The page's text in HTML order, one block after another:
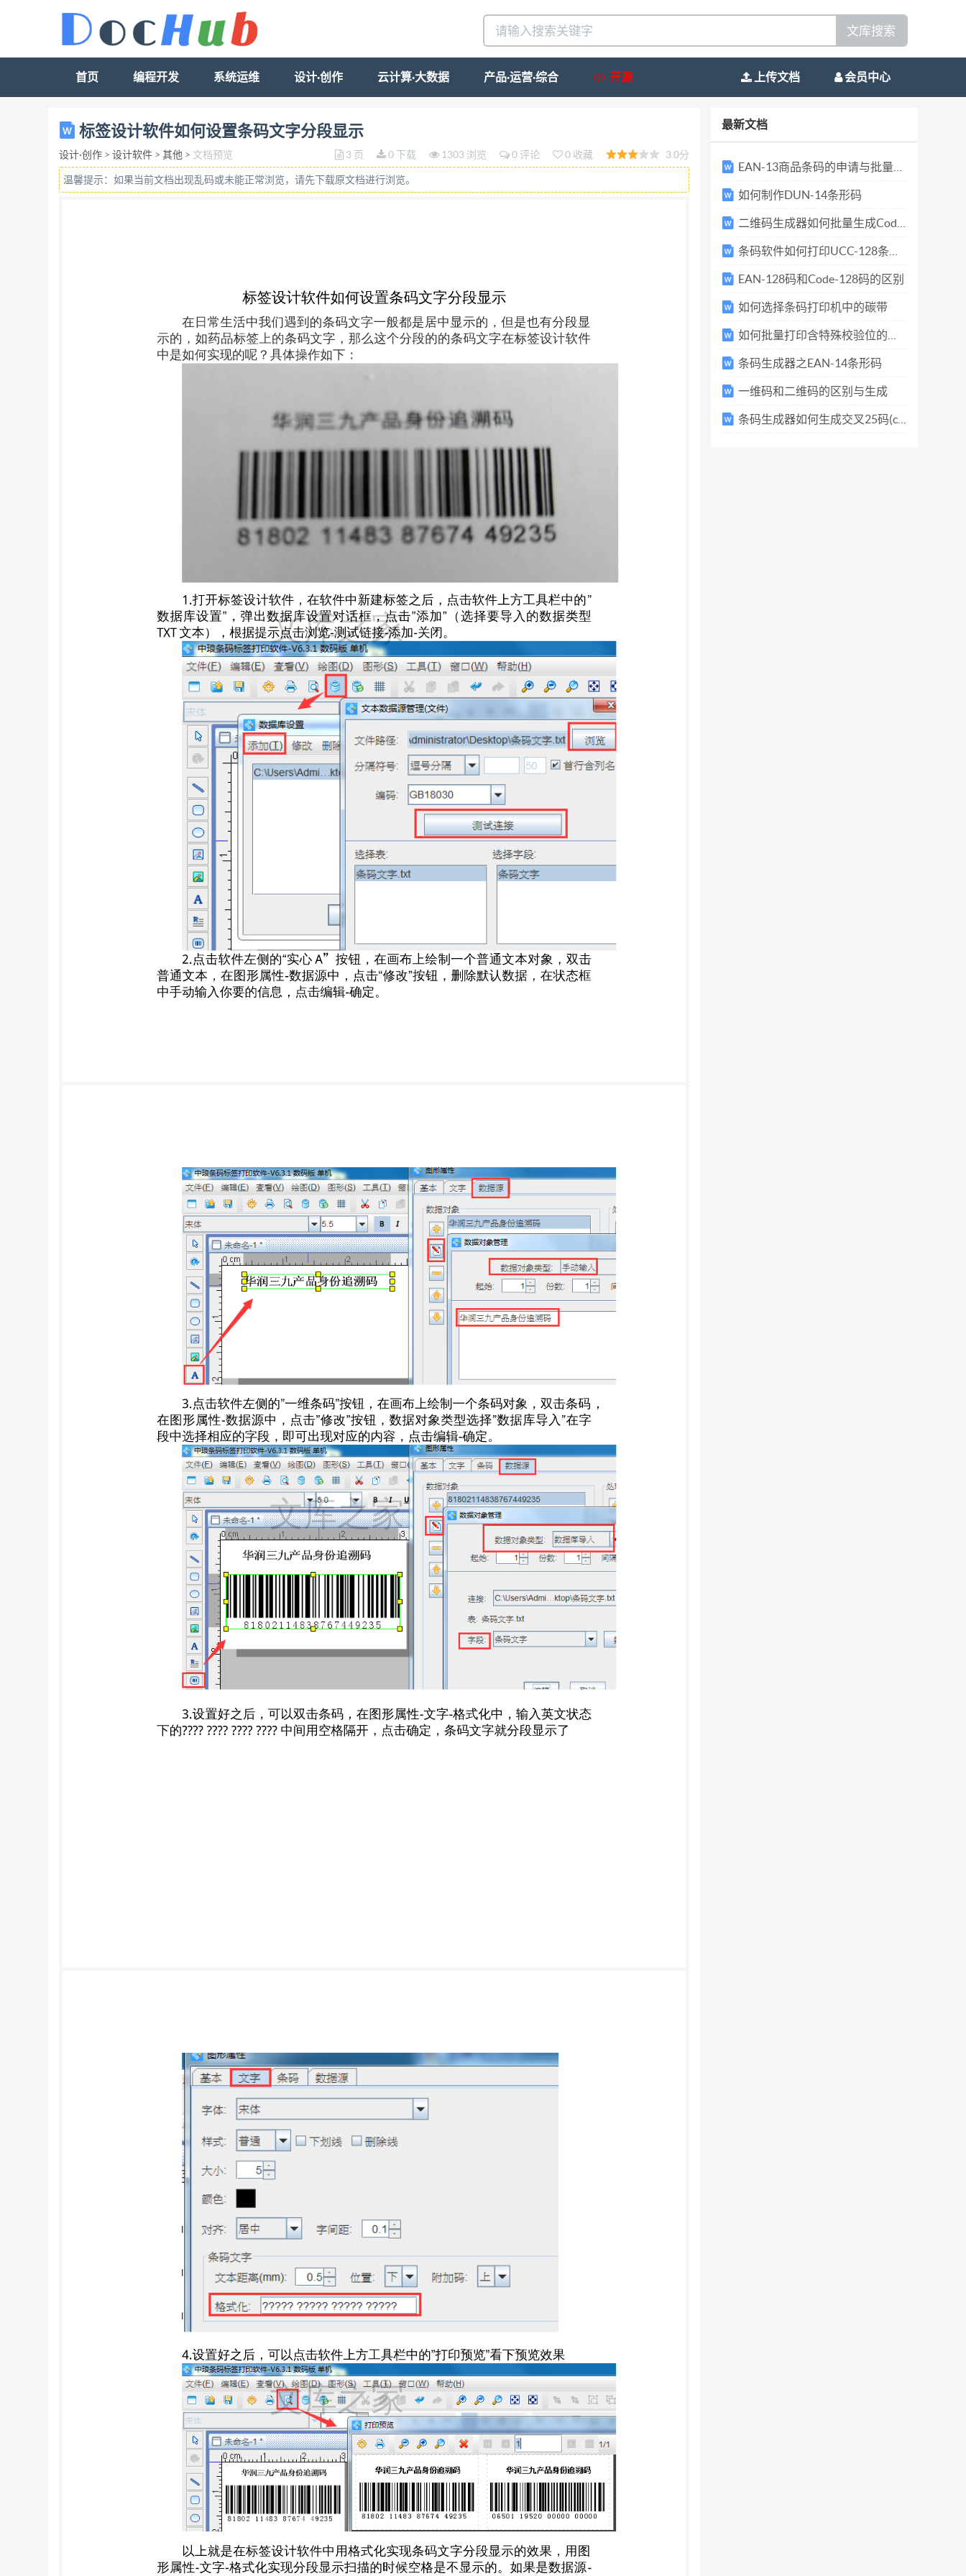
文库搜索
首页 编程开发 系统运维 设计·创作 云计算·大数据 产品·运营·综合 开源 上传文档 会员中心
标签设计软件如何设置条码文字分段显示 在日常生活中我们遇到的条码文字一般都是居中显示的，但是也有分段显 示的，如药品标签上的条码文字，
那么这个分段的的条码文字在标签设计软件 中是如何实现的呢？具体操作如下： 1.打开标签设计软件，在软件中新建标签之后，点击软件上方工具栏
中的” 数据库设置”，弹出数据库设置对话框，点击”添加”（选择要导入的数据类型 TXT 文本），根据提示点击浏览-测试链接-添加-关闭。 2.点击软件
左侧的“实心 A”按钮，在画布上绘制一个普通文本对象，双击 普通文本，在图形属性-数据源中，点击“修改”按钮，删除默认数据，在状态框 中手动输
入你要的信息，点击编辑-确定。 3.点击软件左侧的”一维条码”按钮，在画布上绘制一个条码对象，双击条码， 在图形属性-数据源中，点击”修改”按
钮，数据对象类型选择”数据库导入”在字 段中选择相应的字段，即可出现对应的内容，点击编辑-确定。 3.设置好之后，可以双击条码，在图形属性-
文字-格式化中，输入英文状态 下的???? ???? ???? ???? 中间用空格隔开，点击确定，条码文字就分段显示了 4.设置好之后，可以点击软件上方工具栏中
的”打印预览”看下预览效果 以上就是在标签设计软件中用格式化实现条码文字分段显示的效果，用图 形属性-文字-格式化实现分段显示扫描的时候空
格是不显示的。如果是数据源处理方法中-格式化的话，扫描空格是显示的，两个格式化实现的效果是不一样 的，可以根据你的需求选择不同的格式化
标签设计软件如何设置条码文字分段显示
设计·创作 >设计软件 >其他 > 文档预览 3 页 0 下载 1303 浏览 0 评论 0 收藏 3.0分
温馨提示：如果当前文档出现乱码或未能正常浏览，请先下载原文档进行浏览。
最新文档
EAN-13商品条码的申请与批量生成
如何制作DUN-14条形码
二维码生成器如何批量生成Codablock F码
条码软件如何打印UCC-128条形码
EAN-128码和Code-128码的区别
如何选择条码打印机中的碳带
如何批量打印含特殊校验位的流水号
条码生成器之EAN-14条形码
一维码和二维码的区别与生成
条码生成器如何生成交叉25码(code 2 of 5 Interleaved)